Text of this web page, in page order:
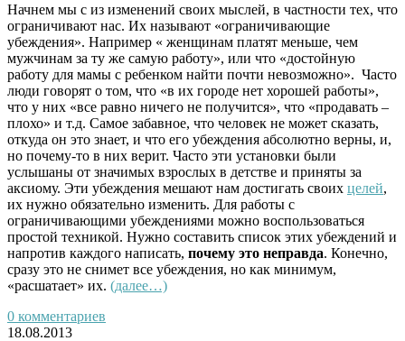
Начнем мы с из изменений своих мыслей, в частности тех, что
ограничивают нас. Их называют «ограничивающие
убеждения». Например « женщинам платят меньше, чем
мужчинам за ту же самую работу», или что «достойную
работу для мамы с ребенком найти почти невозможно». Часто
люди говорят о том, что «в их городе нет хорошей работы»,
что у них «все равно ничего не получится», что «продавать –
плохо» и т.д. Самое забавное, что человек не может сказать,
откуда он это знает, и что его убеждения абсолютно верны, и,
но почему-то в них верит. Часто эти установки были
услышаны от значимых взрослых в детстве и приняты за
аксиому. Эти убеждения мешают нам достигать своих целей,
их нужно обязательно изменить. Для работы с
ограничивающими убеждениями можно воспользоваться
простой техникой. Нужно составить список этих убеждений и
напротив каждого написать, почему это неправда. Конечно,
сразу это не снимет все убеждения, но как минимум,
«расшатает» их. (далее…)
0 комментариев
18.08.2013